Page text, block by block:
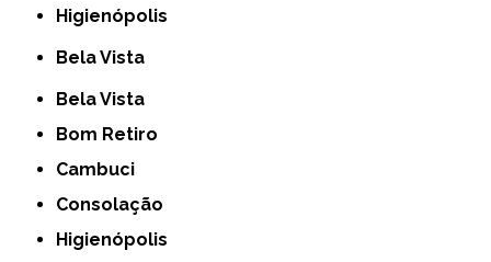
Higienópolis
Bela Vista
Bela Vista
Bom Retiro
Cambuci
Consolação
Higienópolis